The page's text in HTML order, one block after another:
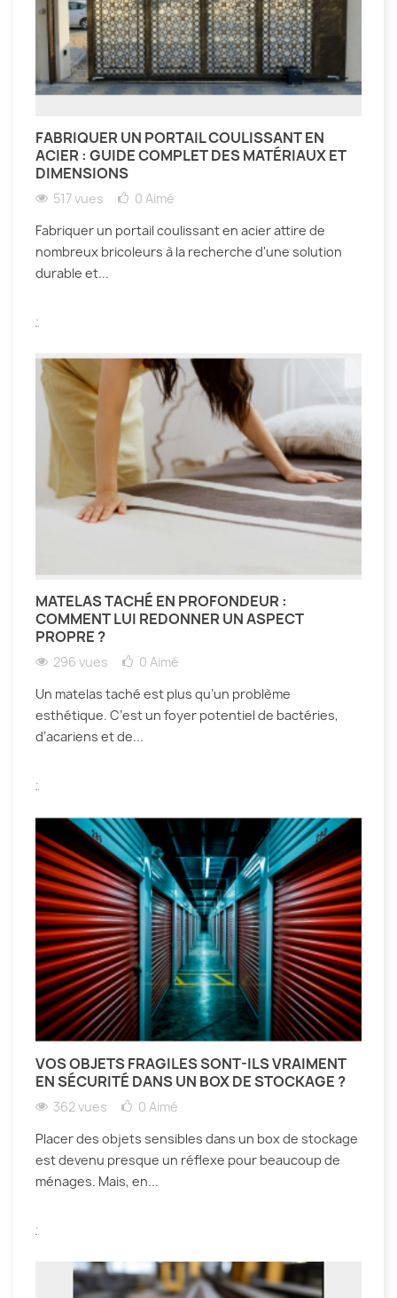
FABRIQUER UN PORTAIL COULISSANT EN
ACIER : GUIDE COMPLET DES MATÉRIAUX ET
DIMENSIONS
517 vues 0 Aimé
Fabriquer un portail coulissant en acier attire de
nombreux bricoleurs à la recherche d'une solution
durable et...
MATELAS TACHÉ EN PROFONDEUR :
COMMENT LUI REDONNER UN ASPECT
PROPRE ?
296 vues 0 Aimé
Un matelas taché est plus qu’un problème
esthétique. C’est un foyer potentiel de bactéries,
d’acariens et de...
VOS OBJETS FRAGILES SONT-ILS VRAIMENT
EN SÉCURITÉ DANS UN BOX DE STOCKAGE ?
362 vues 0 Aimé
Placer des objets sensibles dans un box de stockage
est devenu presque un réflexe pour beaucoup de
ménages. Mais, en...
.